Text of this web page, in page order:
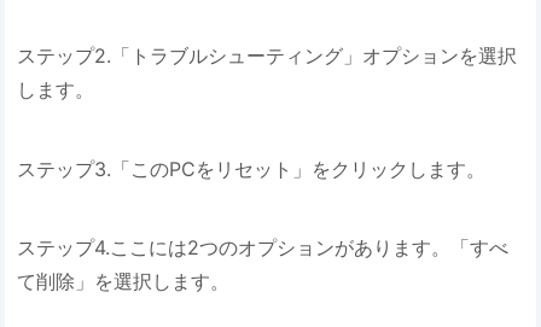
ステップ2.「トラブルシューティング」オプションを選択
します。
ステップ3.「このPCをリセット」をクリックします。
ステップ4.ここには2つのオプションがあります。「すべ
て削除」を選択します。